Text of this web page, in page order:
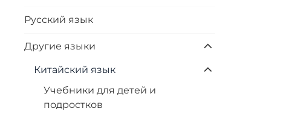
Русский язык
Другие языки
Китайский язык
Учебники для детей и
подростков